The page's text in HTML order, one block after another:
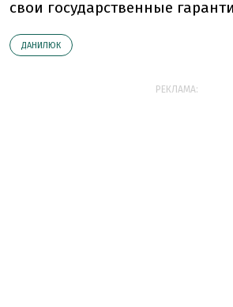
свои государственные
ДАНИЛЮК
РЕКЛАМА: